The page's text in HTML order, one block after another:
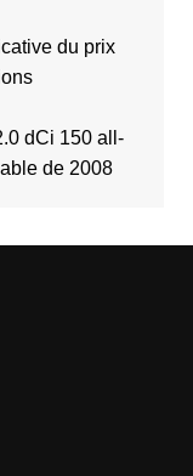
du prix
dCi 150 all-
de 2008